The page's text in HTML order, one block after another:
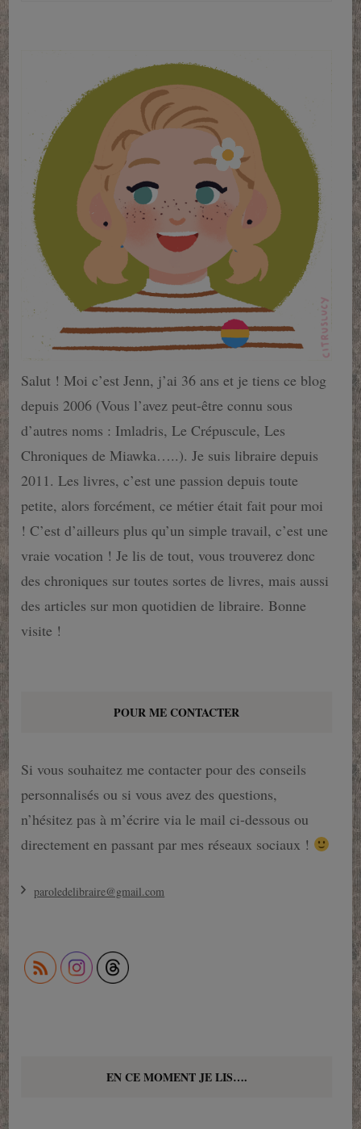
Salut ! Moi c’est Jenn, j’ai 36 ans et je tiens ce blog
depuis 2006 (Vous l’avez peut-être connu sous
d’autres noms : Imladris, Le Crépuscule, Les
Chroniques de Miawka…..). Je suis libraire depuis
2011. Les livres, c’est une passion depuis toute
petite, alors forcément, ce métier était fait pour moi
! C’est d’ailleurs plus qu’un simple travail, c’est une
vraie vocation ! Je lis de tout, vous trouverez donc
des chroniques sur toutes sortes de livres, mais aussi
des articles sur mon quotidien de libraire. Bonne
visite !
POUR ME CONTACTER
Si vous souhaitez me contacter pour des conseils
personnalisés ou si vous avez des questions,
n’hésitez pas à m’écrire via le mail ci-dessous ou
directement en passant par mes réseaux sociaux !
paroledelibraire@gmail.com
EN CE MOMENT JE LIS….